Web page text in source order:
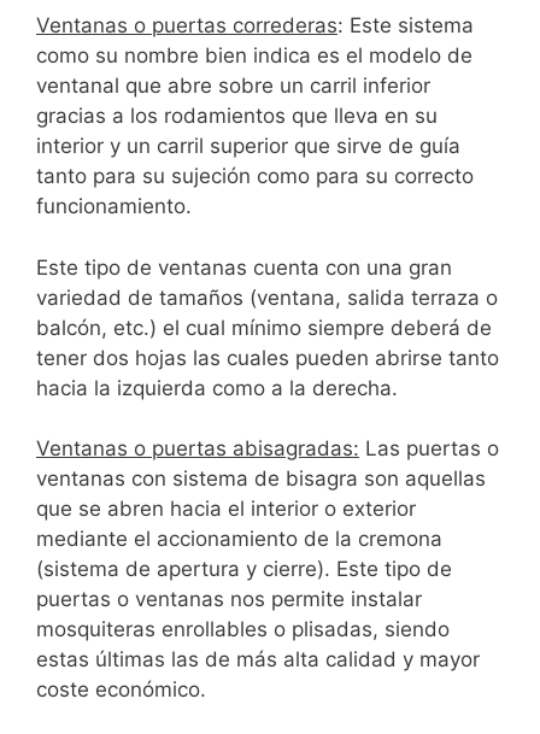
Ventanas o puertas correderas: Este sistema
como su nombre bien indica es el modelo de
ventanal que abre sobre un carril inferior
gracias a los rodamientos que lleva en su
interior y un carril superior que sirve de guía
tanto para su sujeción como para su correcto
funcionamiento.
Este tipo de ventanas cuenta con una gran
variedad de tamaños (ventana, salida terraza o
balcón, etc.) el cual mínimo siempre deberá de
tener dos hojas las cuales pueden abrirse tanto
hacia la izquierda como a la derecha.
Ventanas o puertas abisagradas: Las puertas o
ventanas con sistema de bisagra son aquellas
que se abren hacia el interior o exterior
mediante el accionamiento de la cremona
(sistema de apertura y cierre). Este tipo de
puertas o ventanas nos permite instalar
mosquiteras enrollables o plisadas, siendo
estas últimas las de más alta calidad y mayor
coste económico.